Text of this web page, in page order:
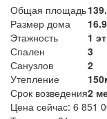
Общая площадь
Размер дома
Этажность
1 эт
Спален
3
Санузлов
2
Утепление
Срок возведения2
Цена сейчас: 6 851